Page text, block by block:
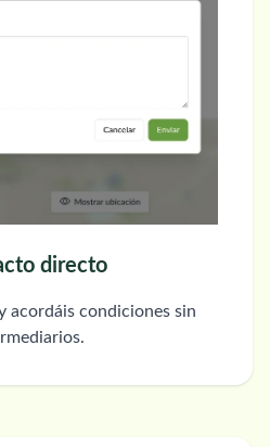
directo
acordáis condiciones sin